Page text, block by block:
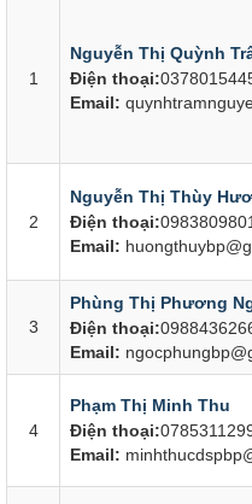
1
Nguyễn Thị Quỳnh
Điện thoại:
Email:
2
Nguyễn Thị Thùy
Điện thoại:0983809801
Email:
3
Phùng Thị Phương
Điện thoại:
Email:
4
Phạm Thị Minh Thu
Điện thoại:
Email: